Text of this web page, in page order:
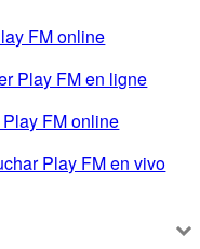
FM online
Play FM en ligne
FM online
Play FM en vivo